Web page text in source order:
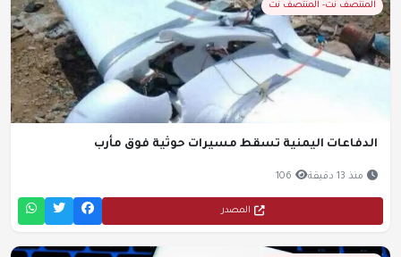
المنتصف نت- المنتصف نت
الدفاعات اليمنية تسقط مسيرات حوثية فوق مأرب
منذ 13 دقيقة 106
المصدر